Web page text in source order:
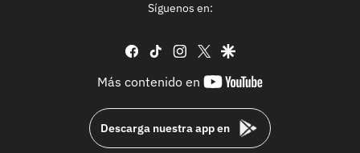
Síguenos en:
facebook
tiktok instagram
twittergoogle
Más contenido en
youtube-
Descarga nuestra app en